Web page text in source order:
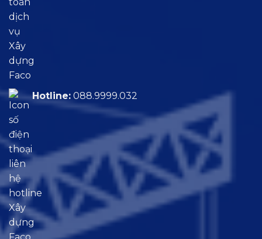
Hotline: 088.9999.032